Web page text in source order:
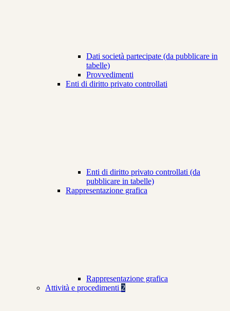
Dati società partecipate (da pubblicare in
tabelle)
Provvedimenti
Enti di diritto privato controllati
Enti di diritto privato controllati (da
pubblicare in tabelle)
Rappresentazione grafica
Rappresentazione grafica
Attività e procedimenti 2